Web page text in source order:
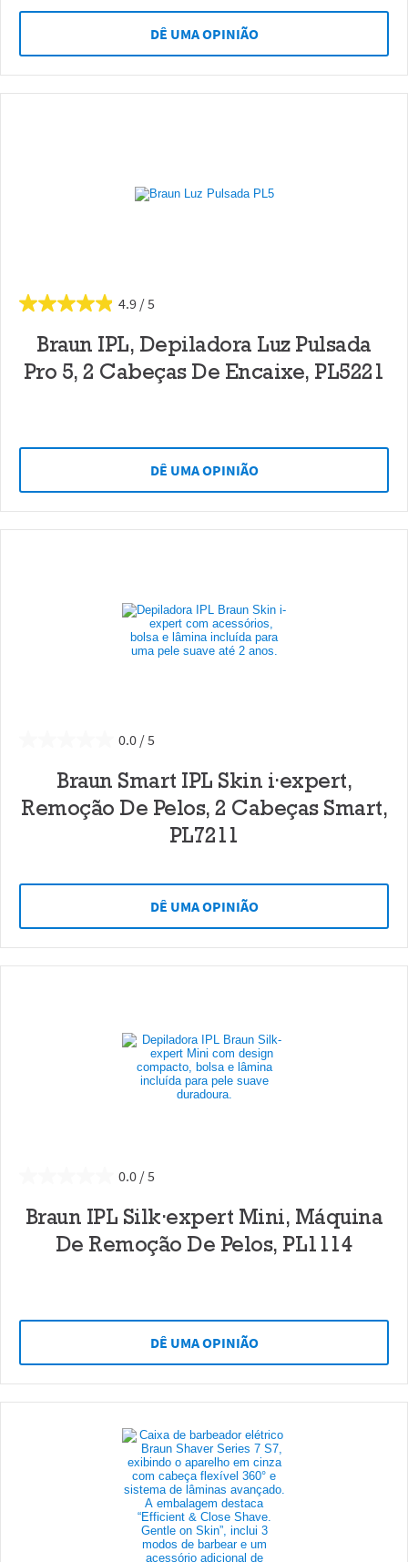
DÊ UMA OPINIÃO
4.9
Braun IPL, Depiladora Luz Pulsada
Pro 5, 2 Cabeças De Encaixe, PL5221
DÊ UMA OPINIÃO
0.0
Braun Smart IPL Skin i·expert,
Remoção De Pelos, 2 Cabeças Smart,
PL7211
DÊ UMA OPINIÃO
0.0
Braun IPL Silk·expert Mini, Máquina
De Remoção De Pelos, PL1114
DÊ UMA OPINIÃO